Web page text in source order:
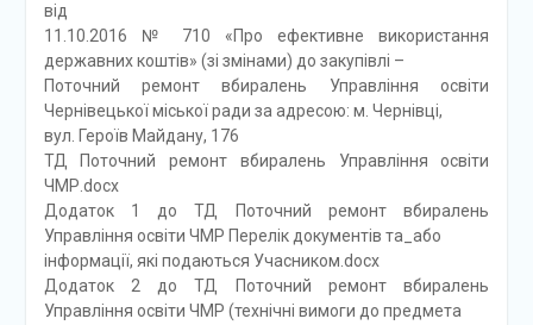
від
11.10.2016 № 710 «Про ефективне використання
державних коштів» (зі змінами) до закупівлі –
Поточний ремонт вбиралень Управління освіти
Чернівецької міської ради за адресою: м. Чернівці,
вул. Героїв Майдану, 176
ТД Поточний ремонт вбиралень Управління освіти
ЧМР.docx
Додаток 1 до ТД Поточний ремонт вбиралень
Управління освіти ЧМР Перелік документів та_або
інформації, які подаються Учасником.docx
Додаток 2 до ТД Поточний ремонт вбиралень
Управління освіти ЧМР (технічні вимоги до предмета